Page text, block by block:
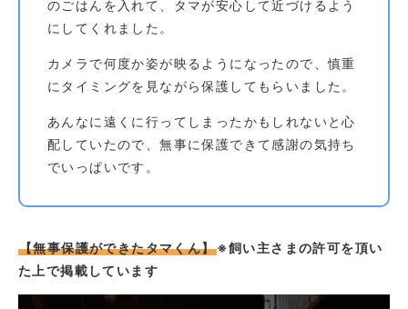
のごはんを入れて、タマが安心して近づけるよう
にしてくれました。
カメラで何度か姿が映るようになったので、慎重
にタイミングを見ながら保護してもらいました。
あんなに遠くに行ってしまったかもしれないと心
配していたので、無事に保護できて感謝の気持ち
でいっぱいです。
【無事保護ができたタマくん】※飼い主さまの許可を頂い
た上で掲載しています